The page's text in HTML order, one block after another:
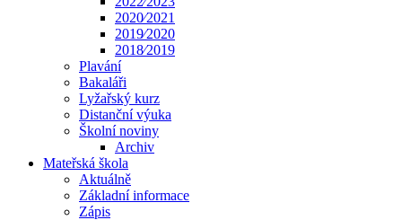
2020⁄2021
2019⁄2020
2018⁄2019
Plavání
Bakaláři
Lyžařský kurz
Distanční výuka
Školní noviny
Archiv
Mateřská škola
Aktuálně
Základní informace
Zápis